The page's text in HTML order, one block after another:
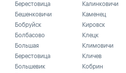
Берестовица
Бешенковичи
Бобруйск
Болбасово
Большая
Берестовица
Большевик
Калинковичи
Каменец
Кировск
Клецк
Климовичи
Кличев
Кобрин